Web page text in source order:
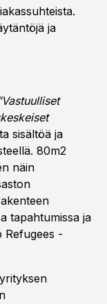
ja
sisältöä ja
80m2
näin
tapahtumissa ja
Refugees -